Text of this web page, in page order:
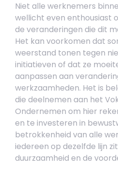
Niet alle werknemers
wellicht even enthousiast
de veranderingen die dit
Het kan voorkomen dat
weerstand tonen tegen
initiatieven of dat ze
aanpassen aan
werkzaamheden. Het is
die deelnemen aan het
Ondernemen om hier
en te investeren in
betrokkenheid van alle
iedereen op dezelfde lijn
duurzaamheid en de